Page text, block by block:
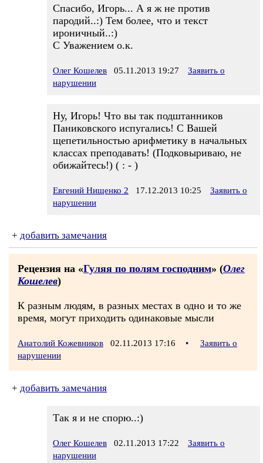
Спасибо, Игорь... А я ж не против
пародий..:) Тем более, что и текст
ироничный..:)
С Уважением о.к.
Олег Кошелев 05.11.2013 19:27
Заявить о
нарушении
Ну, Игорь! Что вы так подштанников
Паниковского испугались! С Вашей
щепетильностью арифметику в начальных
классах преподавать! (Подковыриваю, не
обижайтесь!) ( : - )
Евгений Нищенко 2 17.12.2013 10:25
Заявить о
нарушении
+ добавить замечания
Рецензия на «Гуляя по полям господним» (Олег
Кошелев)
К разным людям, в разных местах в одно и то же
время, могут приходить одинаковые мысли
Анатолий Кожевников 02.11.2013 17:16 •
Заявить о
нарушении
+ добавить замечания
Так я и не спорю..:)
Олег Кошелев 02.11.2013 17:22
Заявить о
нарушении